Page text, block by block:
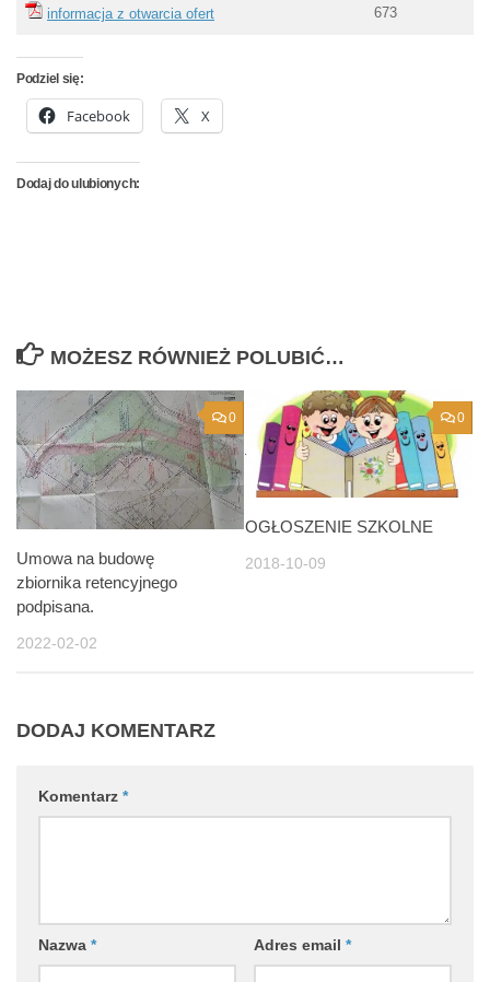
informacja z otwarcia ofert 673
Podziel się:
Facebook X
Dodaj do ulubionych:
MOŻESZ RÓWNIEŻ POLUBIĆ…
0
Umowa na budowę
zbiornika retencyjnego
podpisana.
2022-02-02
0
OGŁOSZENIE SZKOLNE
2018-10-09
DODAJ KOMENTARZ
Komentarz *
Nazwa * Adres email *